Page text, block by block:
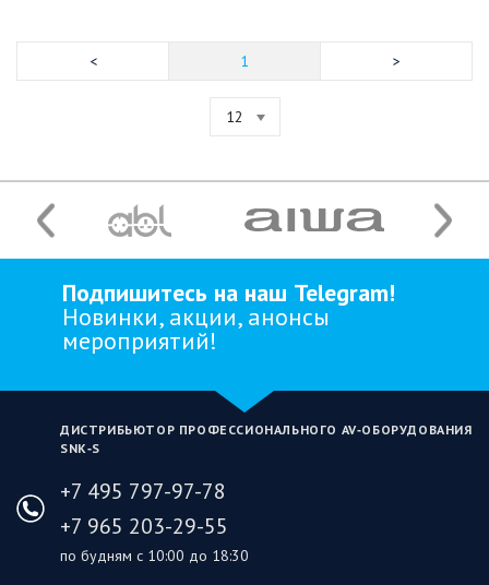
1
12
Подпишитесь на наш Telegram!
Новинки, акции, анонсы
мероприятий!
ДИСТРИБЬЮТОР ПРОФЕССИОНАЛЬНОГО AV‑ОБОРУДОВАНИЯ
SNK‑S
+7 495 797-97-78
+7 965 203-29-55
по будням с 10:00 до 18:30